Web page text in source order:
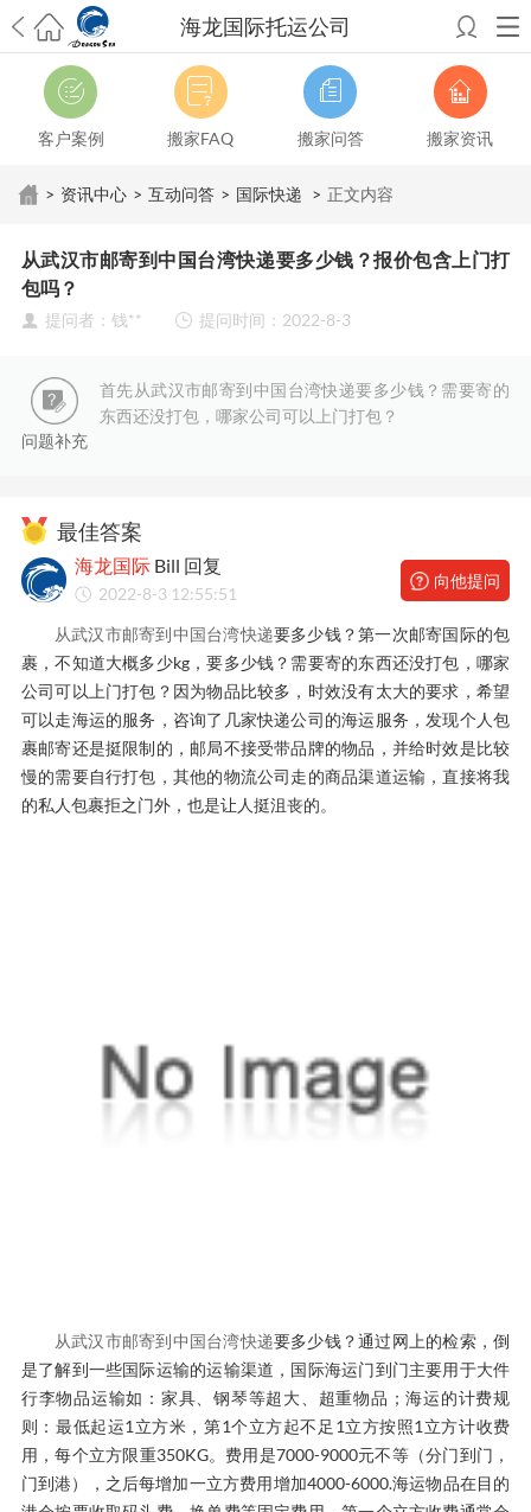
海龙国际托运公司
希望邮寄国际包裹顺利，从广州市国际快递邮寄到新西兰哪个公司好？
澳洲海运搬家回广州报关清关要怎么做？注意事项有哪些？
青岛市国际
搬家服务到美国，搬家公司有哪些搬家方案？大连市国际搬家服务到中
国台湾是一种怎样的体验？有人分享搬家经历吗？
从长沙市国际快递邮
寄到韩国有哪些国际快递方式？用哪种好？
法有哪些？具体怎么操作？
国际搬家：家具海运到奥克兰怎么样能省
影响国际搬家吗？上海搬家到新西兰旺格雷有点不一样北京私人物品运
输到澳大利亚，移民如何跨国搬家？
家怎么搬省钱？昆明搬家到美国，如何打包才能对国际长途运输放心？
张家界市托运到美国 从厦门市托运到美国 从张家界市托运到美国从南京
市搬家到加拿大 从大连市搬家到英国从佛山市搬家到美国
到西班牙 从广州市搬家到比利时
客户案例 搬家FAQ 搬家问答 搬家资讯
> 资讯中心 > 互动问答 > 国际快递 > 正文内容
从武汉市邮寄到中国台湾快递要多少钱？报价包含上门打
包吗？
提问者：钱** 提问时间：2022-8-3
问题补充
首先从武汉市邮寄到中国台湾快递要多少钱？需要寄的
东西还没打包，哪家公司可以上门打包？
最佳答案
海龙国际Bill 回复
2022-8-3 12:55:51
向他提问
从武汉市邮寄到中国台湾快递要多少钱？第一次邮寄国际的包
裹，不知道大概多少kg，要多少钱？需要寄的东西还没打包，哪家
公司可以上门打包？因为物品比较多，时效没有太大的要求，希望
可以走海运的服务，咨询了几家快递公司的海运服务，发现个人包
裹邮寄还是挺限制的，邮局不接受带品牌的物品，并给时效是比较
慢的需要自行打包，其他的物流公司走的商品渠道运输，直接将我
的私人包裹拒之门外，也是让人挺沮丧的。
从武汉市邮寄到中国台湾快递要多少钱？通过网上的检索，倒
是了解到一些国际运输的运输渠道，国际海运门到门主要用于大件
行李物品运输如：家具、钢琴等超大、超重物品；海运的计费规
则：最低起运1立方米，第1个立方起不足1立方按照1立方计收费
用，每个立方限重350KG。费用是7000-9000元不等（分门到门，
门到港），之后每增加一立方费用增加4000-6000.海运物品在目的